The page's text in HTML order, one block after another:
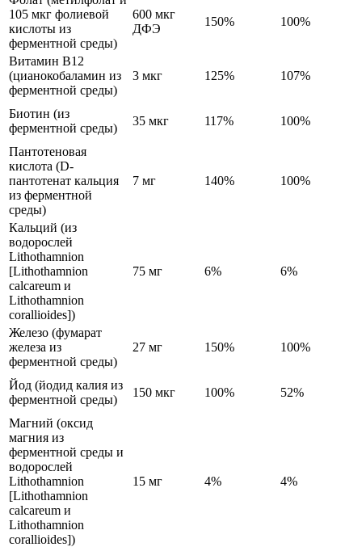
105 мкг фолиевой
кислоты из
ферментной среды)
600 мкг
ДФЭ
150% 100%
Витамин В12
(цианокобаламин из
ферментной среды)
3 мкг 125% 107%
Биотин (из
ферментной среды)
35 мкг 117% 100%
Пантотеновая
кислота (D-
пантотенат кальция
из ферментной
среды)
7 мг 140% 100%
Кальций (из
водорослей
Lithothamnion
[Lithothamnion
calcareum и
Lithothamnion
corallioides])
75 мг 6% 6%
Железо (фумарат
железа из
ферментной среды)
27 мг 150% 100%
Йод (йодид калия из
ферментной среды)
150 мкг 100% 52%
Магний (оксид
магния из
ферментной среды и
водорослей
Lithothamnion
[Lithothamnion
calcareum и
Lithothamnion
corallioides])
15 мг 4% 4%